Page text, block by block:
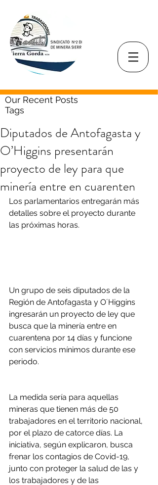
Our Recent Posts
Tags
Diputados de Antofagasta y
O’Higgins presentarán
proyecto de ley para que
minería entre en cuarenten
Los parlamentarios entregarán más
detalles sobre el proyecto durante
las próximas horas.
Un grupo de seis diputados de la
Región de Antofagasta y O´Higgins
ingresarán un proyecto de ley que
busca que la minería entre en
cuarentena por 14 días y funcione
con servicios mínimos durante ese
periodo.
La medida sería para aquellas
mineras que tienen más de 50
trabajadores en el territorio nacional,
por el plazo de catorce días. La
iniciativa, según explicaron, busca
frenar los contagios de Covid-19,
junto con proteger la salud de las y
los trabajadores y de las